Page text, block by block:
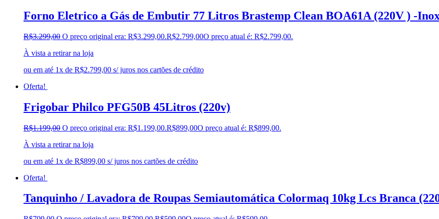
Forno Eletrico a Gás de Embutir 77 Litros Brastemp Clean BOA61A (220V ) -
R$3.299,00 O preço original era: R$3.299,00.R$2.799,00O preço atual é: R$2.799,00.
À vista a retirar na loja
ou em até 1x de R$2.799,00 s/ juros nos cartões de crédito
Oferta!
Frigobar Philco PFG50B 45Litros (220v)
R$1.199,00 O preço original era: R$1.199,00.R$899,00O preço atual é: R$899,00.
À vista a retirar na loja
ou em até 1x de R$899,00 s/ juros nos cartões de crédito
Oferta!
Tanquinho / Lavadora de Roupas Semiautomática Colormaq 10kg Lcs Branca